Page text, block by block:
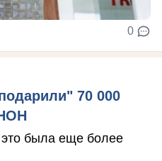
0
70 000
была еще более